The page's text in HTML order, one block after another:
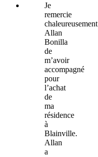
Je
remercie
chaleureusement
Allan
Bonilla
de
m’avoir
accompagné
pour
l’achat
de
ma
résidence
à
Blainville.
Allan
a